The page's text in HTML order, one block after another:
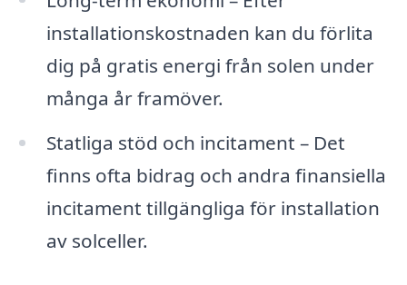
installationskostnaden kan du förlita
dig på gratis energi från solen under
många år framöver.
Statliga stöd och incitament – Det
finns ofta bidrag och andra finansiella
incitament tillgängliga för installation
av solceller.